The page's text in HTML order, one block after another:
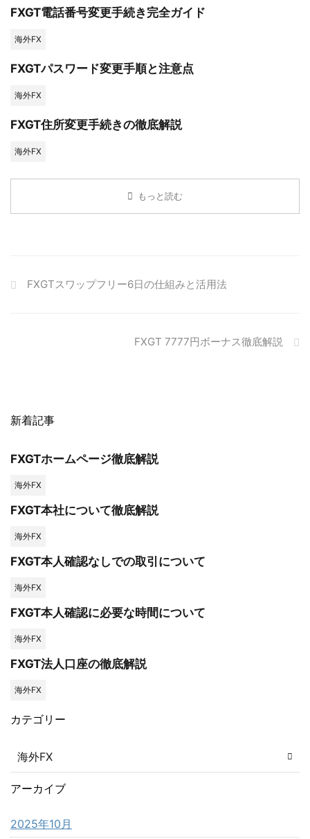
FXGT電話番号変更手続き完全ガイド
海外FX
FXGTパスワード変更手順と注意点
海外FX
FXGT住所変更手続きの徹底解説
海外FX
もっと読む
FXGTスワップフリー6日の仕組みと活用法
FXGT 7777円ボーナス徹底解説
新着記事
FXGTホームページ徹底解説
海外FX
FXGT本社について徹底解説
海外FX
FXGT本人確認なしでの取引について
海外FX
FXGT本人確認に必要な時間について
海外FX
FXGT法人口座の徹底解説
海外FX
カテゴリー
海外FX
アーカイブ
2025年10月